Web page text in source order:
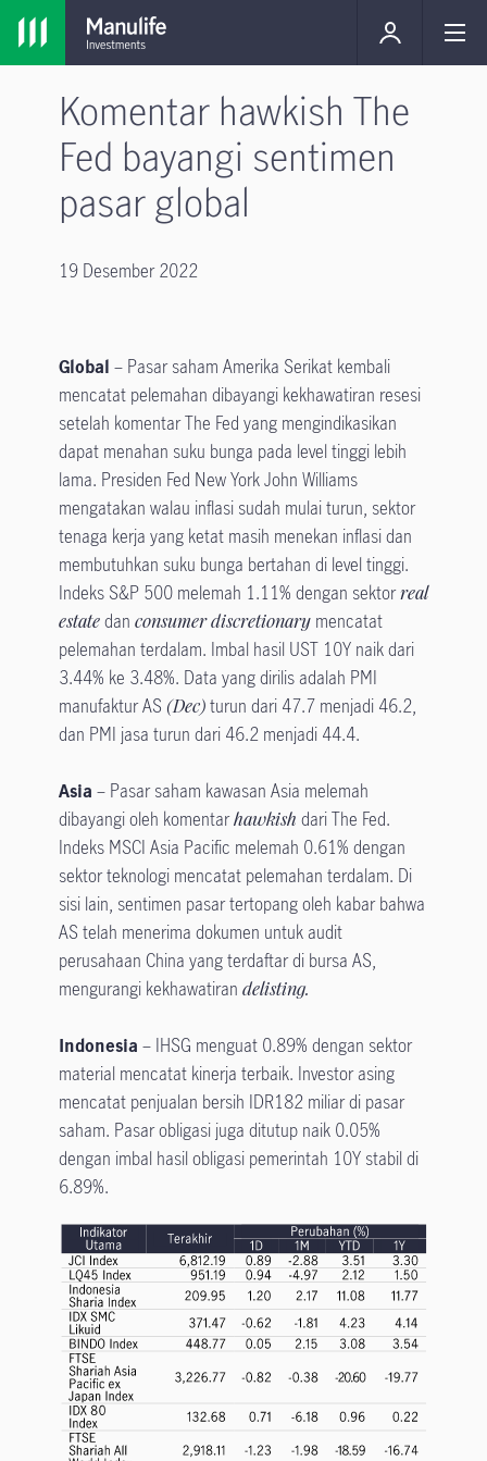
Komentar hawkish The
Fed bayangi sentimen
pasar global
19 Desember 2022
Global – Pasar saham Amerika Serikat kembali
mencatat pelemahan dibayangi kekhawatiran resesi
setelah komentar The Fed yang mengindikasikan
dapat menahan suku bunga pada level tinggi lebih
lama. Presiden Fed New York John Williams
mengatakan walau inflasi sudah mulai turun, sektor
tenaga kerja yang ketat masih menekan inflasi dan
membutuhkan suku bunga bertahan di level tinggi.
Indeks S&P 500 melemah 1.11% dengan sektorreal
estatedan consumer discretionarymencatat
pelemahan terdalam. Imbal hasil UST 10Y naik dari
3.44% ke 3.48%. Data yang dirilis adalah PMI
manufaktur AS (Dec)turun dari 47.7 menjadi 46.2,
dan PMI jasa turun dari 46.2 menjadi 44.4.
Asia – Pasar saham kawasan Asia melemah
dibayangi oleh komentarhawkish dari The Fed.
Indeks MSCI Asia Pacific melemah 0.61% dengan
sektor teknologi mencatat pelemahan terdalam. Di
sisi lain, sentimen pasar tertopang oleh kabar bahwa
AS telah menerima dokumen untuk audit
perusahaan China yang terdaftar di bursa AS,
mengurangi kekhawatiran delisting.
Indonesia – IHSG menguat 0.89% dengan sektor
material mencatat kinerja terbaik. Investor asing
mencatat penjualan bersih IDR182 miliar di pasar
saham. Pasar obligasi juga ditutup naik 0.05%
dengan imbal hasil obligasi pemerintah 10Y stabil di
6.89%.